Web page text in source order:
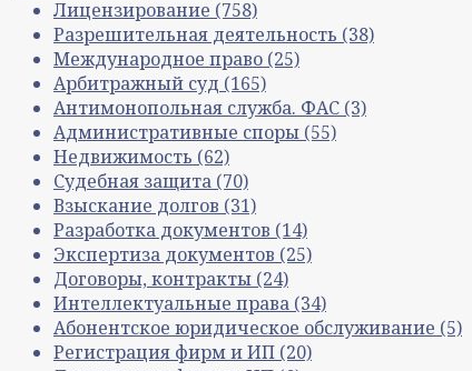
Лицензирование (758)
Разрешительная деятельность (38)
Международное право (25)
Арбитражный суд (165)
Антимонопольная служба. ФАС (3)
Административные споры (55)
Недвижимость (62)
Судебная защита (70)
Взыскание долгов (31)
Разработка документов (14)
Экспертиза документов (25)
Договоры, контракты (24)
Интеллектуальные права (34)
Абонентское юридическое обслуживание (5)
Регистрация фирм и ИП (20)